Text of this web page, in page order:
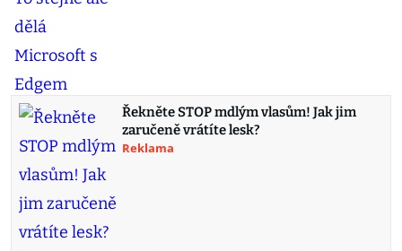
Řekněte STOP mdlým vlasům! Jak jim
zaručeně vrátíte lesk?
Reklama